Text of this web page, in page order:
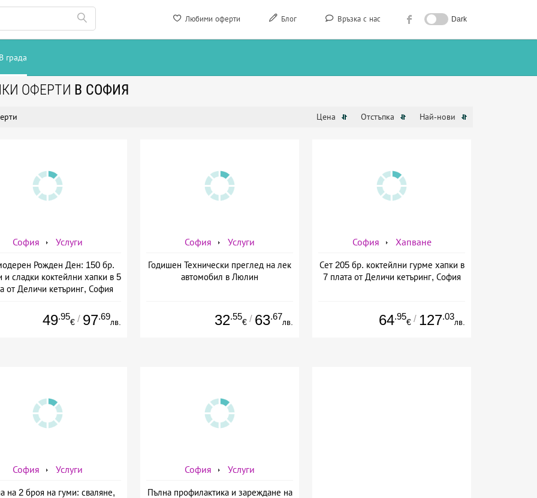
Любими оферти Блог Връзка с нас Dark
В града
ОФЕРТИ В СОФИЯ
Цена Отстъпка Най-нови
София Услуги
Рожден Ден: 150 бр.
и сладки коктейлни хапки в 5
от Деличи кетъринг, София
49.95
€ / 97.69
лв.
София Услуги
Годишен Технически преглед на лек
автомобил в Люлин
32.55
€ / 63.67
лв.
София Хапване
Сет 205 бр. коктейлни гурме хапки в
7 плата от Деличи кетъринг, София
64.95
€ / 127.03
лв.
София Услуги
на 2 броя на гуми: сваляне,
София Услуги
Пълна профилактика и зареждане на